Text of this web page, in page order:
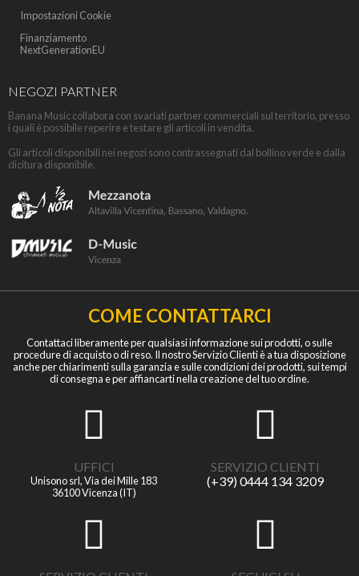
Impostazioni Cookie
Finanziamento
NextGenerationEU
NEGOZI PARTNER
Banana Music collabora con svariati partner commerciali sul territorio, presso
i quali è possibile reperire e testare gli articoli in vendita.
Gli articoli disponibili nei negozi sono contrassegnati dal bollino verde e dalla
dicitura disponibile.
COME CONTATTARCI
Contattaci liberamente per qualsiasi informazione sui prodotti, o sulle
procedure di acquisto o di reso. Il nostro Servizio Clienti è a tua disposizione
anche per chiarimenti sulla garanzia e sulle condizioni dei prodotti, sui tempi
di consegna e per affiancarti nella creazione del tuo ordine.
UFFICI
Unisono srl, Via dei Mille 183
36100 Vicenza (IT)
SERVIZIO CLIENTI
(+39) 0444 134 3209